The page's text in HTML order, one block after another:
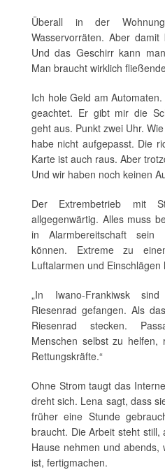
Überall in der
Wasservorräten. Aber
Und das Geschirr kann
Man braucht wirklich
Ich hole Geld am
geachtet. Er gibt mir die
geht aus. Punkt zwei Uhr.
habe nicht aufgepasst. Die
Karte ist auch raus. Aber
Und wir haben noch keinen
Der Extrembetrieb mit
allgegenwärtig. Alles muss
in Alarmbereitschaft sein
können. Extreme zu
Luftalarmen und Einschlägen
„In Iwano-Frankiwsk
Riesenrad gefangen. Als
Riesenrad stecken.
Menschen selbst zu
Rettungskräfte.“
Ohne Strom taugt das
dreht sich. Lena sagt, dass
früher eine Stunde
braucht. Die Arbeit steht
Hause nehmen und abends,
ist, fertigmachen.